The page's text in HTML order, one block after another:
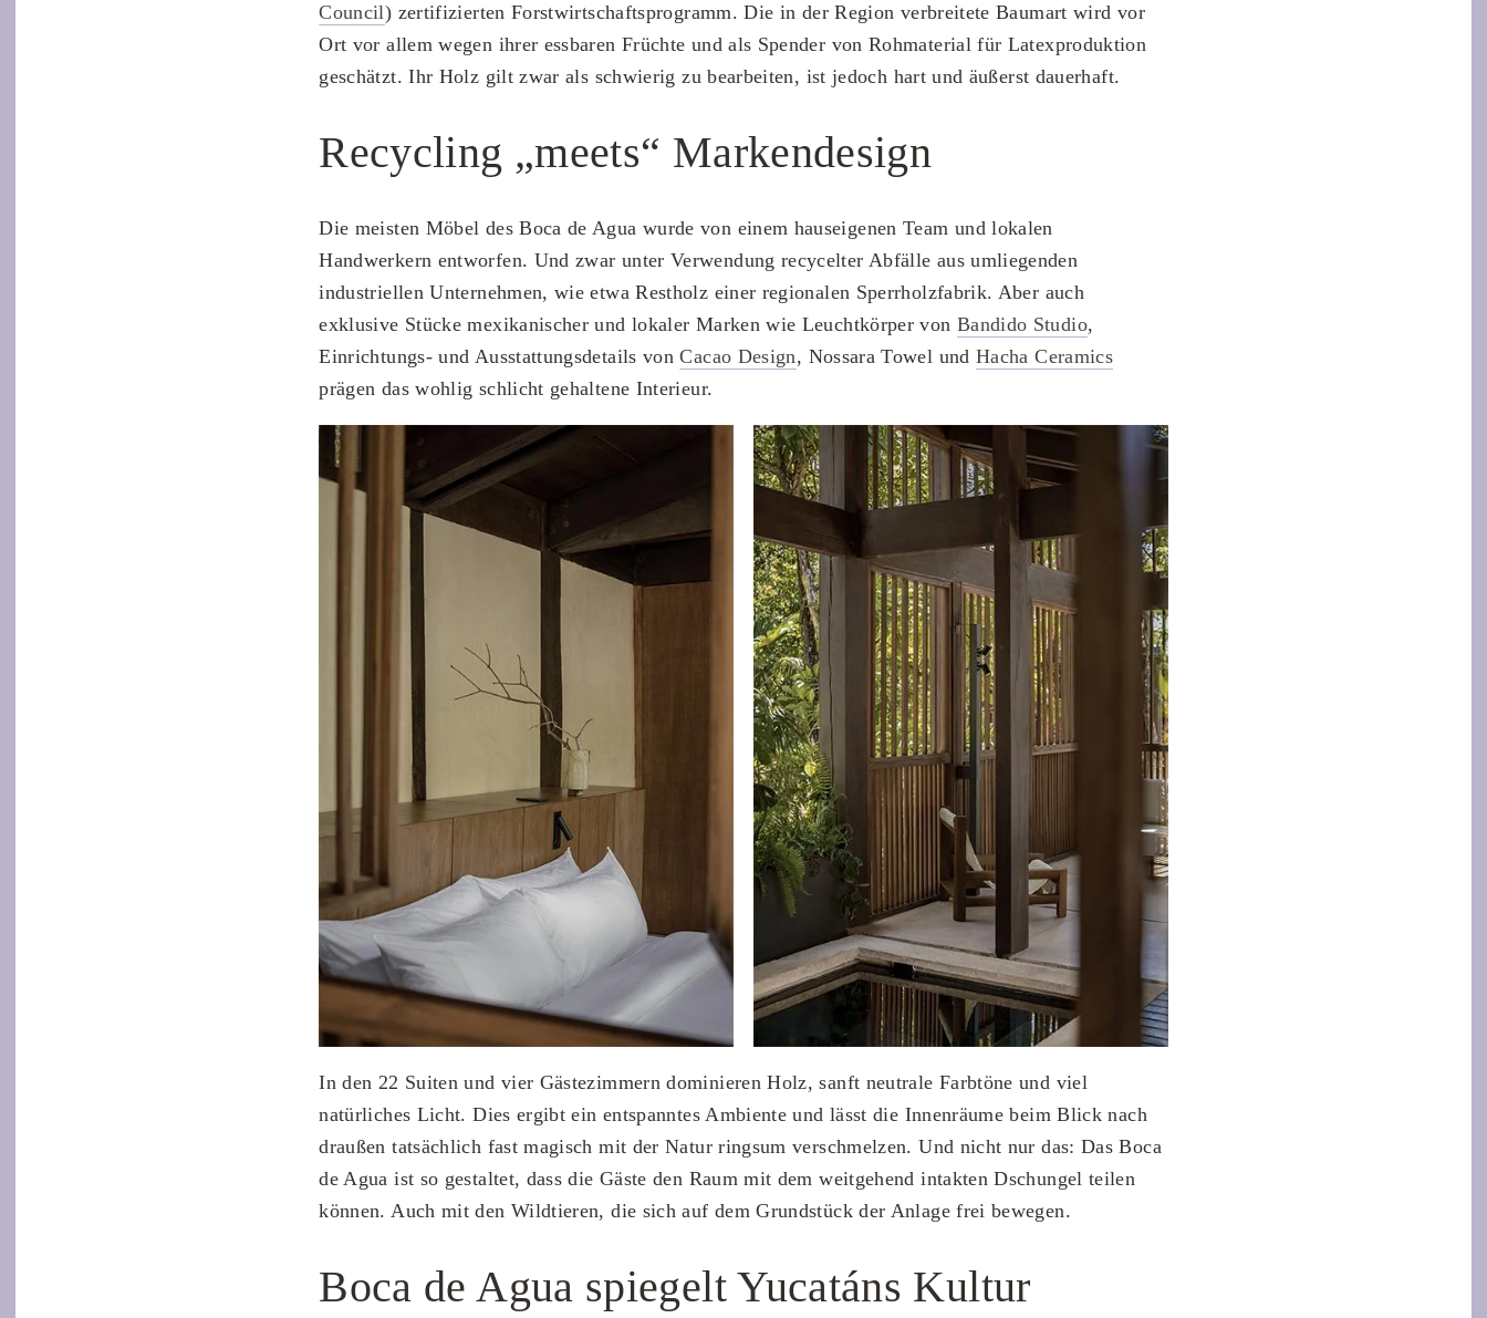
Council) zertifizierten Forstwirtschaftsprogramm. Die in der Region verbreitete Baumart wird vor
Ort vor allem wegen ihrer essbaren Früchte und als Spender von Rohmaterial für Latexproduktion
geschätzt. Ihr Holz gilt zwar als schwierig zu bearbeiten, ist jedoch hart und äußerst dauerhaft.
Recycling „meets“ Markendesign
Die meisten Möbel des Boca de Agua wurde von einem hauseigenen Team und lokalen
Handwerkern entworfen. Und zwar unter Verwendung recycelter Abfälle aus umliegenden
industriellen Unternehmen, wie etwa Restholz einer regionalen Sperrholzfabrik. Aber auch
exklusive Stücke mexikanischer und lokaler Marken wie Leuchtkörper von Bandido Studio,
Einrichtungs- und Ausstattungsdetails vonCacao Design, Nossara Towel und Hacha Ceramics
prägen das wohlig schlicht gehaltene Interieur.
In den 22 Suiten und vier Gästezimmern dominieren Holz, sanft neutrale Farbtöne und viel
natürliches Licht. Dies ergibt ein entspanntes Ambiente und lässt die Innenräume beim Blick nach
draußen tatsächlich fast magisch mit der Natur ringsum verschmelzen. Und nicht nur das: Das Boca
de Agua ist so gestaltet, dass die Gäste den Raum mit dem weitgehend intakten Dschungel teilen
können. Auch mit den Wildtieren, die sich auf dem Grundstück der Anlage frei bewegen.
Boca de Agua spiegelt Yucatáns Kultur